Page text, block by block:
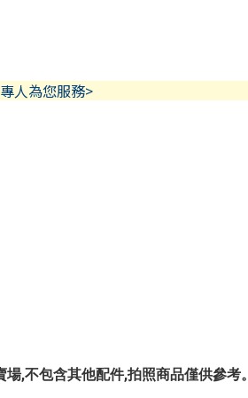
人為您服務>
場,不包含其他配件,拍照商品僅供參考。